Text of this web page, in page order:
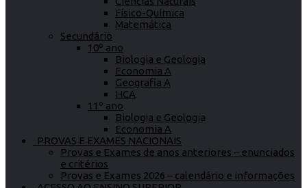
Físico-Química
Matemática
Secundário
10º ano
Biologia e Geologia
Economia A
Geografia A
HCA
11º ano
Biologia e Geologia
Economia A
PROVAS E EXAMES NACIONAIS
Provas e Exames de anos anteriores – enunciados
e critérios
Provas e Exames 2026 – calendário e informações